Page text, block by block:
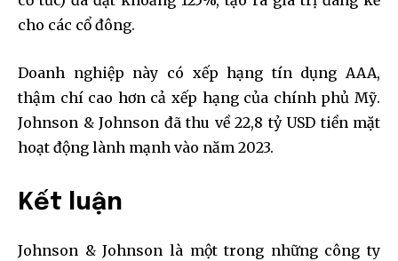
cho các cổ đông.
Doanh nghiệp này có xếp hạng tín dụng AAA,
thậm chí cao hơn cả xếp hạng của chính phủ Mỹ.
Johnson & Johnson đã thu về 22,8 tỷ USD tiền mặt
hoạt động lành mạnh vào năm 2023.
Kết luận
Johnson & Johnson là một trong những công ty